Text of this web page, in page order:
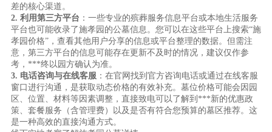
差的核心渠道。
2. 利用第三方平台 ：一些专业的殡葬服务信息平台或本地生活服务
平台也可能收录了施孝园的公墓信息。您可以在这些平台上搜索“施
孝园价格”，查看其他用户分享的信息或平台整理的数据。但需注
意，第三方平台的信息可能存在更新不及时的情况，建议仅作参
考，***终以园方确认为准。
3. 电话咨询与在线客服 ：在官网找到官方咨询电话或通过在线客服
窗口进行沟通，是获取动态价格的有效补充。墓位价格可能会因园
区、位置、材料等因素调整，直接致电可以了解到***新的优惠政
策、套餐服务（含管理费）以及是否有符合您预算的墓区推荐。这
是一种高效的直接沟通方式。